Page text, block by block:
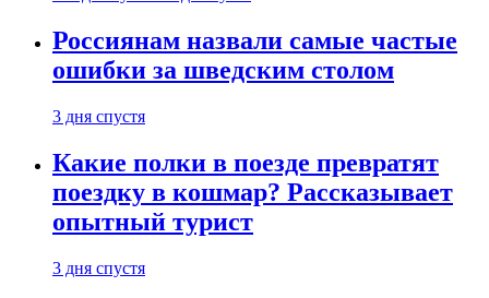
Россиянам назвали самые частые
ошибки за шведским столом
3 дня спустя
Какие полки в поезде превратят
поездку в кошмар? Рассказывает
опытный турист
3 дня спустя